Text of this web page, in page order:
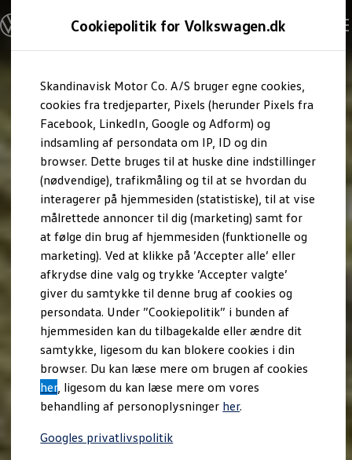
Cookiepolitik for Volkswagen.dk
Skandinavisk Motor Co. A/S bruger egne cookies,
cookies fra tredjeparter, Pixels (herunder Pixels fra
Facebook, LinkedIn, Google og Adform) og
indsamling af persondata om IP, ID og din
browser. Dette bruges til at huske dine indstillinger
(nødvendige), trafikmåling og til at se hvordan du
interagerer på hjemmesiden (statistiske), til at vise
målrettede annoncer til dig (marketing) samt for
at følge din brug af hjemmesiden (funktionelle og
marketing). Ved at klikke på ’Accepter alle’ eller
afkrydse dine valg og trykke ’Accepter valgte’
giver du samtykke til denne brug af cookies og
persondata. Under ”Cookiepolitik” i bunden af
hjemmesiden kan du tilbagekalde eller ændre dit
samtykke, ligesom du kan blokere cookies i din
browser. Du kan læse mere om brugen af cookies
her, ligesom du kan læse mere om vores
behandling af personoplysninger her.
Googles privatlivspolitik
hovedindhold
footer
Modeller og konfigurator
Byg din Volkswagen
Alle modeller
Kend din Volkswagen
Erhvervsbiler
Værktøjskassen
ConnectedFleet
Service
California on Tour app
Elektriske biler
Elbiler
ID. Polo
ID. Cross
ID.3 Neo
ID.4
ID.5
ID.7
ID.7 Tourer
ID. Buzz
Konceptbiler
ID. EVERY1
ID. 2all & ID. GTI
Varebiler på el
Elektromobilitet i dagligdagen
Eldrevne modeller
ID. Buzz Cargo
Opladning og Rækkevidde
Opladning med Clever
Opladning med Clever - Erhvervsbiler